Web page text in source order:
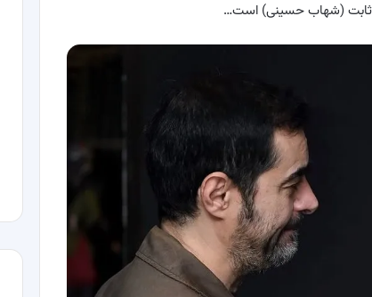
ثابت (شهاب حسینی) است…